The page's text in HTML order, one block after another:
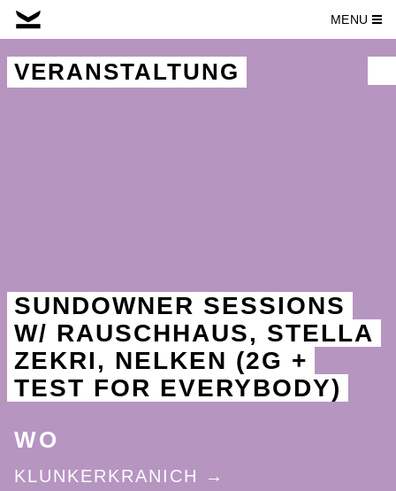
Skip
to
content
MENU
VERANSTALTUNG
SUNDOWNER SESSIONS
W/ RAUSCHHAUS, STELLA
ZEKRI, NELKEN (2G +
TEST FOR EVERYBODY)
WO
KLUNKERKRANICH